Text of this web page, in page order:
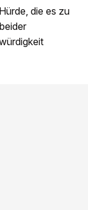
die es zu